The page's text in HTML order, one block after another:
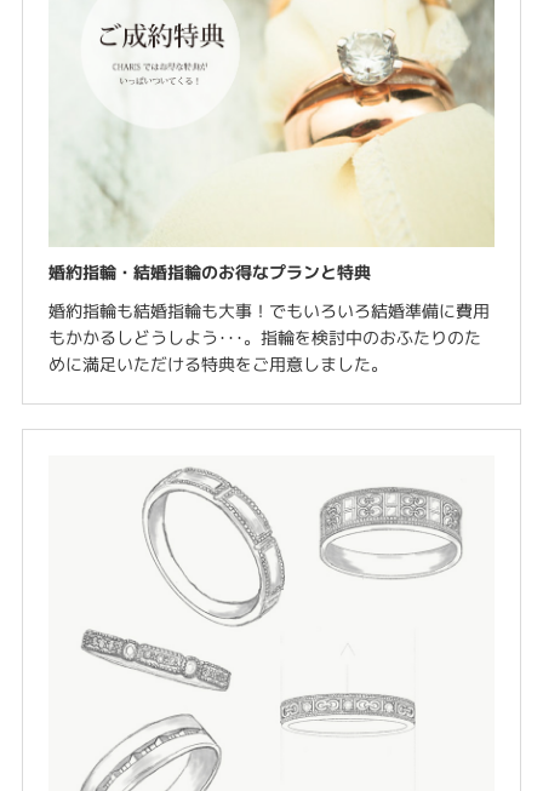
婚約指輪・結婚指輪のお得なプランと特典
婚約指輪も結婚指輪も大事！でもいろいろ結婚準備に費用
もかかるしどうしよう･･･。指輪を検討中のおふたりのた
めに満足いただける特典をご用意しました。